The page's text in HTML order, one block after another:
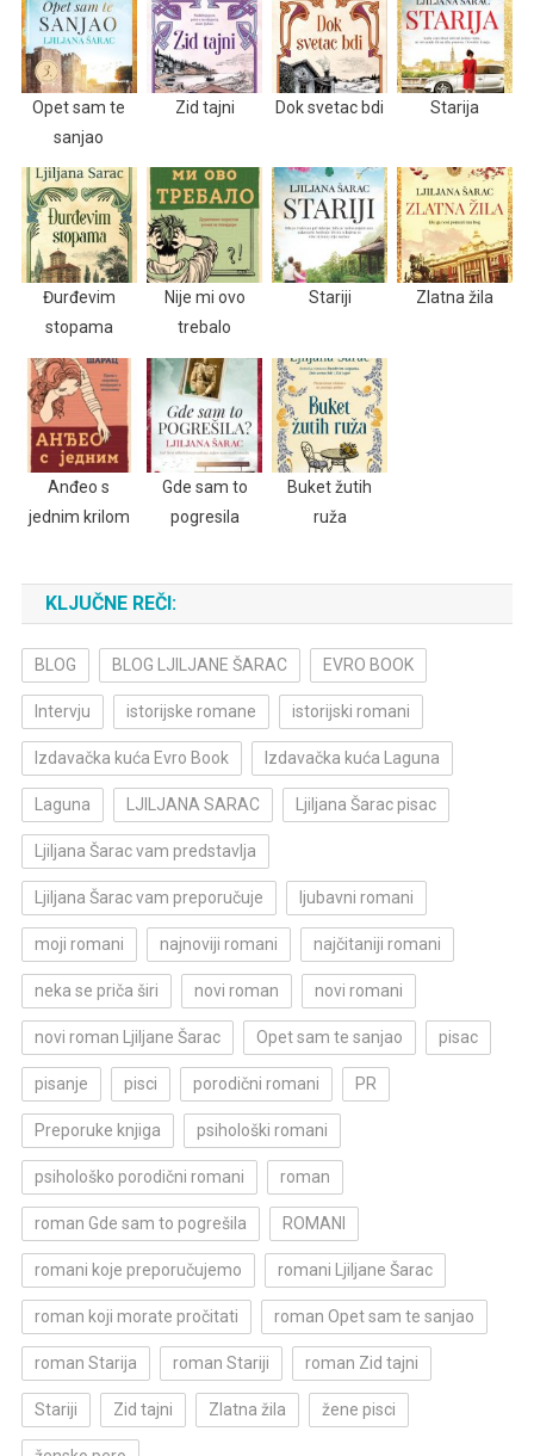
Opet sam te
sanjao
Zid tajni Dok svetac bdi Starija
Đurđevim
stopama
Nije mi ovo
trebalo
Stariji Zlatna žila
Anđeo s
jednim krilom
Gde sam to
pogresila
Buket žutih
ruža
KLJUČNE REČI:
BLOG BLOG LJILJANE ŠARAC EVRO BOOK
Intervju istorijske romane istorijski romani
Izdavačka kuća Evro Book Izdavačka kuća Laguna
Laguna LJILJANA SARAC Ljiljana Šarac pisac
Ljiljana Šarac vam predstavlja
Ljiljana Šarac vam preporučuje ljubavni romani
moji romani najnoviji romani najčitaniji romani
neka se priča širi novi roman novi romani
novi roman Ljiljane Šarac Opet sam te sanjao pisac
pisanje pisci porodični romani PR
Preporuke knjiga psihološki romani
psihološko porodični romani roman
roman Gde sam to pogrešila ROMANI
romani koje preporučujemo romani Ljiljane Šarac
roman koji morate pročitati roman Opet sam te sanjao
roman Starija roman Stariji roman Zid tajni
Stariji Zid tajni Zlatna žila žene pisci